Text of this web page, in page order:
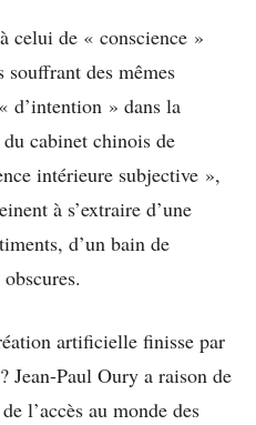
celui de « conscience »
souffrant des mêmes
d’intention » dans la
cabinet chinois de
intérieure subjective »,
à s’extraire d’une
d’un bain de
artificielle finisse par
Jean-Paul Oury a raison de
l’accès au monde des